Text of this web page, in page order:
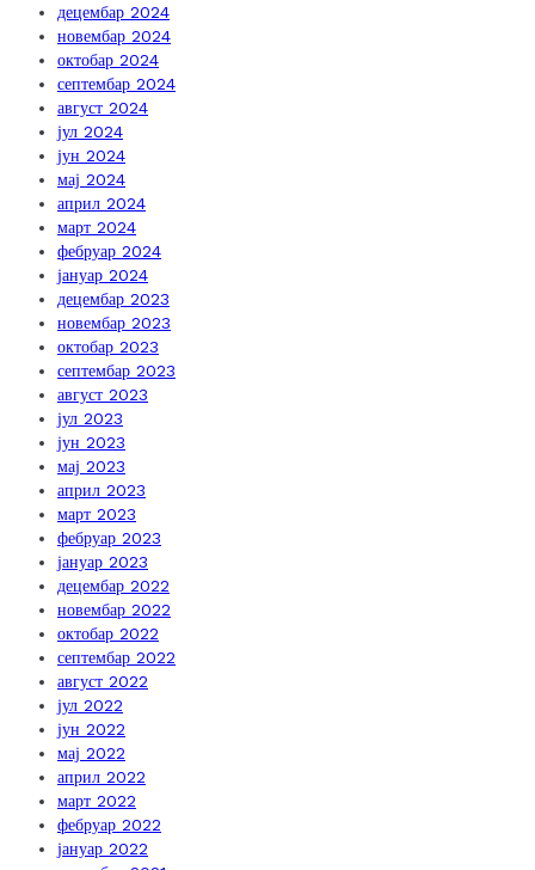
децембар 2024
новембар 2024
октобар 2024
септембар 2024
август 2024
јул 2024
јун 2024
мај 2024
април 2024
март 2024
фебруар 2024
јануар 2024
децембар 2023
новембар 2023
октобар 2023
септембар 2023
август 2023
јул 2023
јун 2023
мај 2023
април 2023
март 2023
фебруар 2023
јануар 2023
децембар 2022
новембар 2022
октобар 2022
септембар 2022
август 2022
јул 2022
јун 2022
мај 2022
април 2022
март 2022
фебруар 2022
јануар 2022